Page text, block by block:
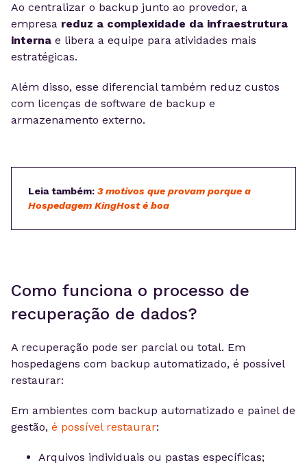
Ao centralizar o backup junto ao provedor, a
empresa reduz a complexidade da infraestrutura
interna e libera a equipe para atividades mais
estratégicas.
Além disso, esse diferencial também reduz custos
com licenças de software de backup e
armazenamento externo.
Leia também: 3 motivos que provam porque a
Hospedagem KingHost é boa
Como funciona o processo de
recuperação de dados?
A recuperação pode ser parcial ou total. Em
hospedagens com backup automatizado, é possível
restaurar:
Em ambientes com backup automatizado e painel de
gestão, é possível restaurar:
Arquivos individuais ou pastas específicas;